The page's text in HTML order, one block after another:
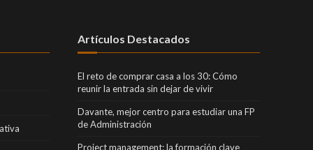
Artículos Destacados
El reto de comprar casa a los 30: Cómo
reunir la entrada sin dejar de vivir
Davante, mejor centro para estudiar una FP
de Administración
Project management: la formación clave